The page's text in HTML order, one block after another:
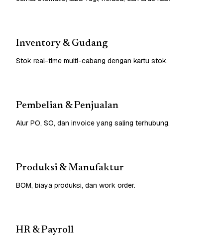
Inventory & Gudang
Stok real-time multi-cabang dengan kartu stok.
Pembelian & Penjualan
Alur PO, SO, dan invoice yang saling terhubung.
Produksi & Manufaktur
BOM, biaya produksi, dan work order.
HR & Payroll